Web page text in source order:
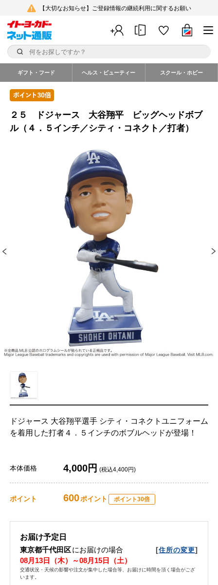
【大切なお知らせ】ご登録情報の継続利用に関するお願い
ギフト・フード ヘルス・ビューティー スクール・ホビー
２５ ドジャース 大谷翔平 ビッグヘッドボブ
ル（４．５インチ／シティ・コネクト／打者）
ドジャース 大谷翔平選手 シティ・コネクトユニフォーム
を着用した打者４．５インチのボブルヘッドが登場！
本体価格 4,000円 (税込4,400円)
ポイント 600ポイント ポイント30倍
お届け予定日
東京都千代田区にお届けの場合 [住所の変更]
08月13日（木）～08月15日（土）
交通状況・天候の影響や注文が集中した場合等、お届けに時間を頂く場合がござ
います。